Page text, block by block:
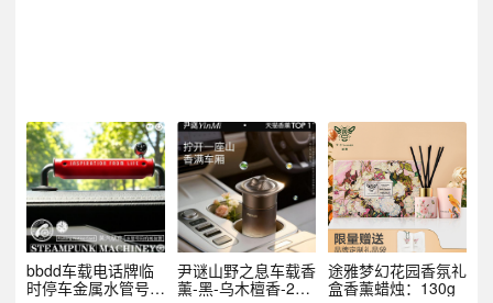
bbdd车载电话牌临
时停车金属水管号码
尹谜山野之息车载香
薰-黑-乌木檀香-200
途雅梦幻花园香氛礼
盒香薰蜡烛：130g